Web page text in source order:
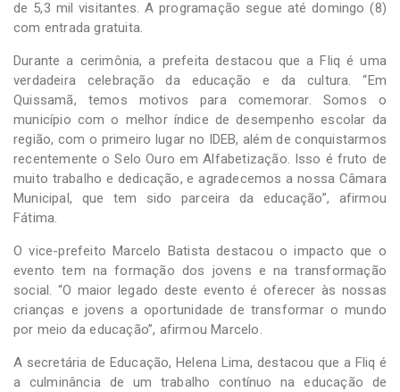
de 5,3 mil visitantes. A programação segue até domingo (8)
com entrada gratuita.
Durante a cerimônia, a prefeita destacou que a Fliq é uma
verdadeira celebração da educação e da cultura. “Em
Quissamã, temos motivos para comemorar. Somos o
município com o melhor índice de desempenho escolar da
região, com o primeiro lugar no IDEB, além de conquistarmos
recentemente o Selo Ouro em Alfabetização. Isso é fruto de
muito trabalho e dedicação, e agradecemos a nossa Câmara
Municipal, que tem sido parceira da educação”, afirmou
Fátima.
O vice-prefeito Marcelo Batista destacou o impacto que o
evento tem na formação dos jovens e na transformação
social. “O maior legado deste evento é oferecer às nossas
crianças e jovens a oportunidade de transformar o mundo
por meio da educação”, afirmou Marcelo.
A secretária de Educação, Helena Lima, destacou que a Fliq é
a culminância de um trabalho contínuo na educação de